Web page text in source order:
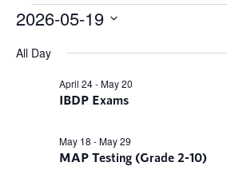
Notikumi
for
19/05/2026
2026-05-19
All Day
IBDP Exams
April 24-May 20
MAP Testing (Grade 2-10)
May 18 -May 29